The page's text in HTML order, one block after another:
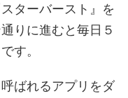
ターバースト』を
りに進むと毎日５
す。
ばれるアプリをダ